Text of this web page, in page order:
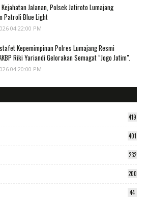
Jalanan, Polsek Jatiroto Lumajang
Patroli Blue Light
04:22:00 PM
Kepemimpinan Polres Lumajang Resmi
Riki Yariandi Gelorakan Semagat “Jogo Jatim".
04:20:00 PM
419
401
232
200
44